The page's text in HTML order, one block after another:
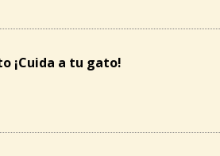
¡Cuida a tu gato!